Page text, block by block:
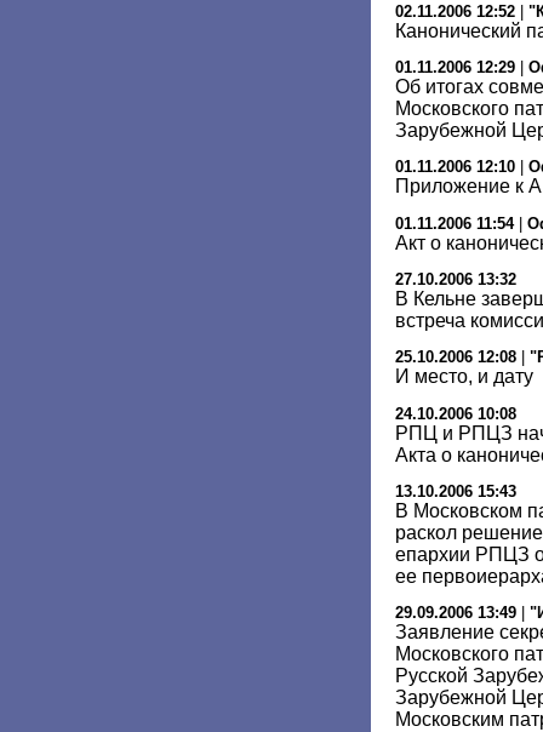
02.11.2006 12:52
Канонический
01.11.2006 12:29
Об итогах
Московского
Зарубежной
01.11.2006 12:10
Приложение к
01.11.2006 11:54|
Акт о
27.10.2006 13:32
В Кельне
встреча
25.10.2006 12:08
И место, и дату
24.10.2006 10:08
РПЦ и РПЦЗ
Акта о
13.10.2006 15:43
В Московском
раскол
епархии РПЦЗ
ее
29.09.2006 13:49
Заявление
Московского
Русской
Зарубежной
Московским